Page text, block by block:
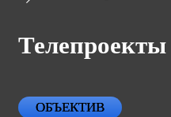
Телепроекты
ОБЪЕКТИВ